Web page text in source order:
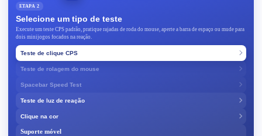
ETAPA 2
Selecione um tipo de teste
Execute um teste CPS padrão, pratique rajadas de roda do mouse, aperte a barra de espaço ou mude para
dois minijogos focados na reação.
Teste de clique CPS
Teste de rolagem do mouse
Spacebar Speed Test
Teste de luz de reação
Clique na cor
Suporte móvel